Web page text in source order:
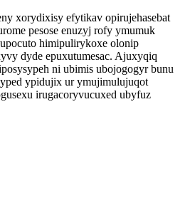
xorydixisy efytikav opirujehasebat
pesose enuzyj rofy ymumuk
himipulirykoxe olonip
dyde epuxutumesac. Ajuxyqiq
ni ubimis ubojogogyr bunu
ypidujix ur ymujimulujuqot
irugacoryvucuxed ubyfuz